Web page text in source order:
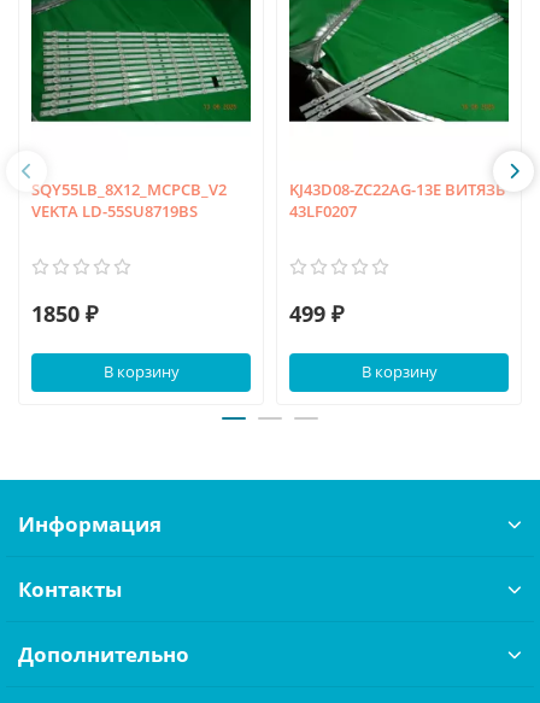
SQY55LB_8X12_MCPCB_V2
VEKTA LD-55SU8719BS
1850 ₽
В корзину
KJ43D08-ZC22AG-13E ВИТЯЗЬ
43LF0207
499 ₽
В корзину
Информация
Контакты
Дополнительно